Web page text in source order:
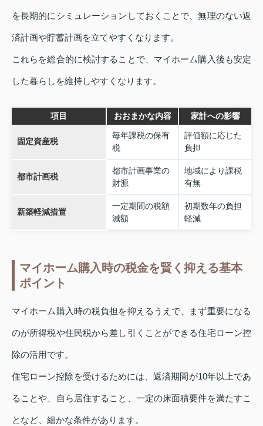
を長期的にシミュレーションしておくことで、無理のない返
済計画や貯蓄計画を立てやすくなります。
これらを総合的に検討することで、マイホーム購入後も安定
した暮らしを維持しやすくなります。
項目 おおまかな内容 家計への影響
固定資産税
毎年課税の保有
税
評価額に応じた
負担
都市計画税
都市計画事業の
財源
地域により課税
有無
新築軽減措置
一定期間の税額
減額
初期数年の負担
軽減
マイホーム購入時の税金を賢く抑える基本
ポイント
マイホーム購入時の税負担を抑えるうえで、まず重要になる
のが所得税や住民税から差し引くことができる住宅ローン控
除の活用です。
住宅ローン控除を受けるためには、返済期間が10年以上であ
ることや、自ら居住すること、一定の床面積要件を満たすこ
となど、細かな条件があります。